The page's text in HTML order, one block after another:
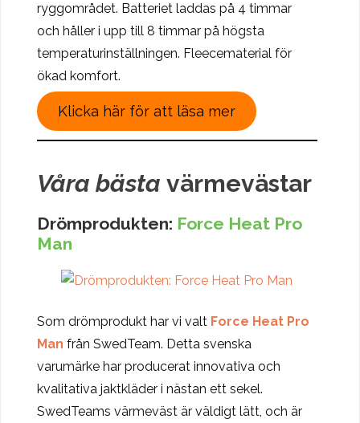
ryggområdet. Batteriet laddas på 4 timmar
och håller i upp till 8 timmar på högsta
temperaturinställningen. Fleecematerial för
ökad komfort.
Klicka här för att läsa mer
Våra bästa värmevästar
Drömprodukten: Force Heat Pro
Man
Som drömprodukt har vi valt Force Heat Pro
Man från SwedTeam. Detta svenska
varumärke har producerat innovativa och
kvalitativa jaktkläder i nästan ett sekel.
SwedTeams värmeväst är väldigt lätt, och är